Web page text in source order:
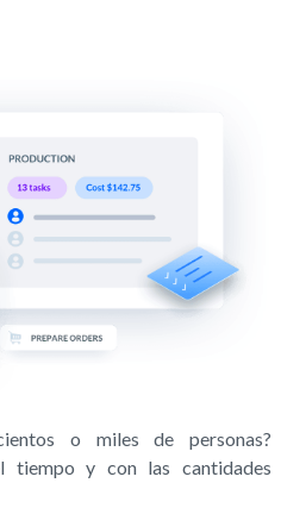
o miles de personas?
tiempo y con las cantidades